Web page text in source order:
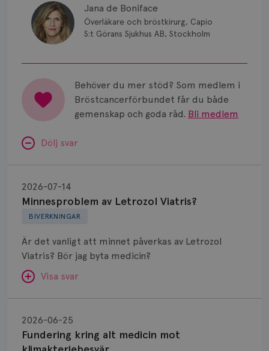
Jana de Boniface
Överläkare och bröstkirurg, Capio
S:t Görans Sjukhus AB, Stockholm
Behöver du mer stöd? Som medlem i
Bröstcancerförbundet får du både
gemenskap och goda råd. Bli medlem
Dölj svar
BIVERKNINGAR
Minnesproblem av Letrozol Viatris?
2026-07-14
Är det vanligt att minnet påverkas av Letrozol
Viatris? Bör jag byta medicin?
Visa svar
SVAR:
Hej. Oavsett vilken hormonsänkande behandling
Letrozol
Viatris?
Fundering kring alt medicin mot
2026-06-25
kring
medicin